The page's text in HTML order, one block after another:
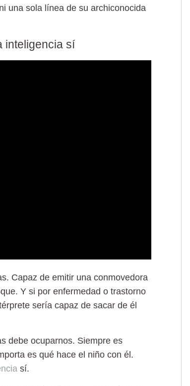
una sola línea de su archiconocida
inteligencia sí
Capaz de emitir una conmovedora
Y si por enfermedad o trastorno
sería capaz de sacar de él
debe ocuparnos. Siempre es
es qué hace el niño con él.
sí.